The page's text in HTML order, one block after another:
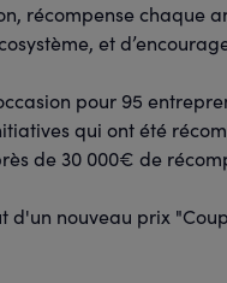
récompense chaque
et
pour 95
qui ont été
de 30 000€ de
nouveau prix